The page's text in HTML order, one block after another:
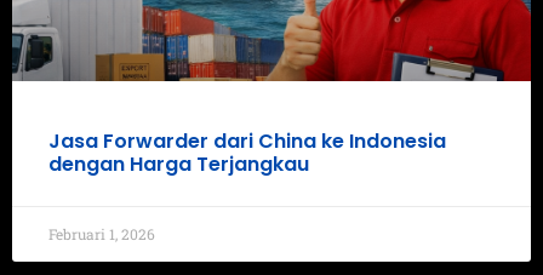
Jasa Forwarder dari China ke Indonesia
dengan Harga Terjangkau
Februari 1, 2026